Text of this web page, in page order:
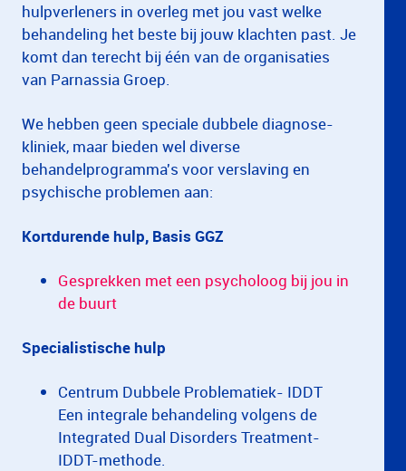
hulpverleners in overleg met jou vast welke
behandeling het beste bij jouw klachten past. Je
komt dan terecht bij één van de organisaties
van Parnassia Groep.
We hebben geen speciale dubbele diagnose-
kliniek, maar bieden wel diverse
behandelprogramma's voor verslaving en
psychische problemen aan:
Kortdurende hulp, Basis GGZ
Gesprekken met een psycholoog bij jou in
de buurt
Specialistische hulp
Centrum Dubbele Problematiek- IDDT
Een integrale behandeling volgens de
Integrated Dual Disorders Treatment-
IDDT-methode.